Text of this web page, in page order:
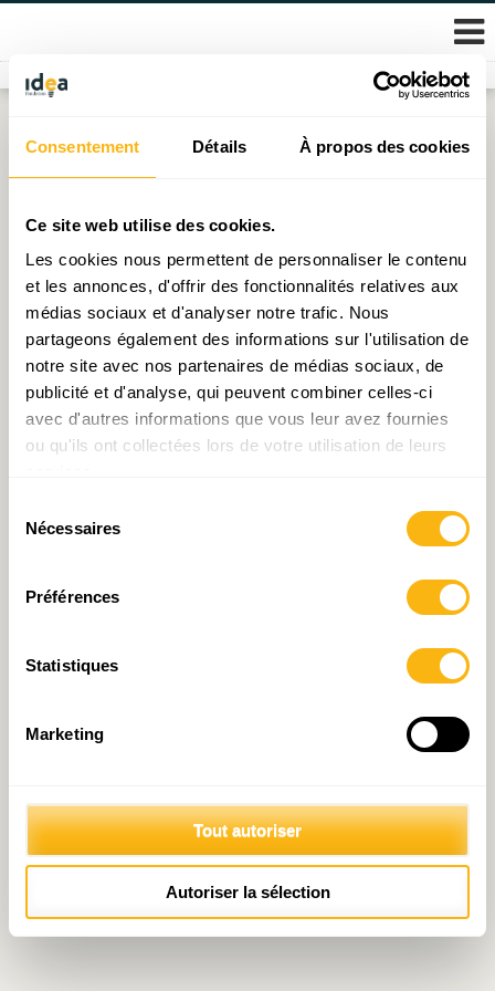
Consentement Détails À propos des cookies
Ce site web utilise des cookies.
Les cookies nous permettent de personnaliser le contenu
et les annonces, d'offrir des fonctionnalités relatives aux
médias sociaux et d'analyser notre trafic. Nous
partageons également des informations sur l'utilisation de
notre site avec nos partenaires de médias sociaux, de
publicité et d'analyse, qui peuvent combiner celles-ci
avec d'autres informations que vous leur avez fournies
ou qu'ils ont collectées lors de votre utilisation de leurs
Nécessaires
Préférences
Statistiques
Marketing
Tout autoriser
Autoriser la sélection
Skip
content
Étiquette : étudiants
Décryptage N°53 : Étudiants, cap sur les STIM
Publié le04.03.2026parIoana Pop (économiste)
© 2026 Fondation IDEA
Politique de protection des données personnelles